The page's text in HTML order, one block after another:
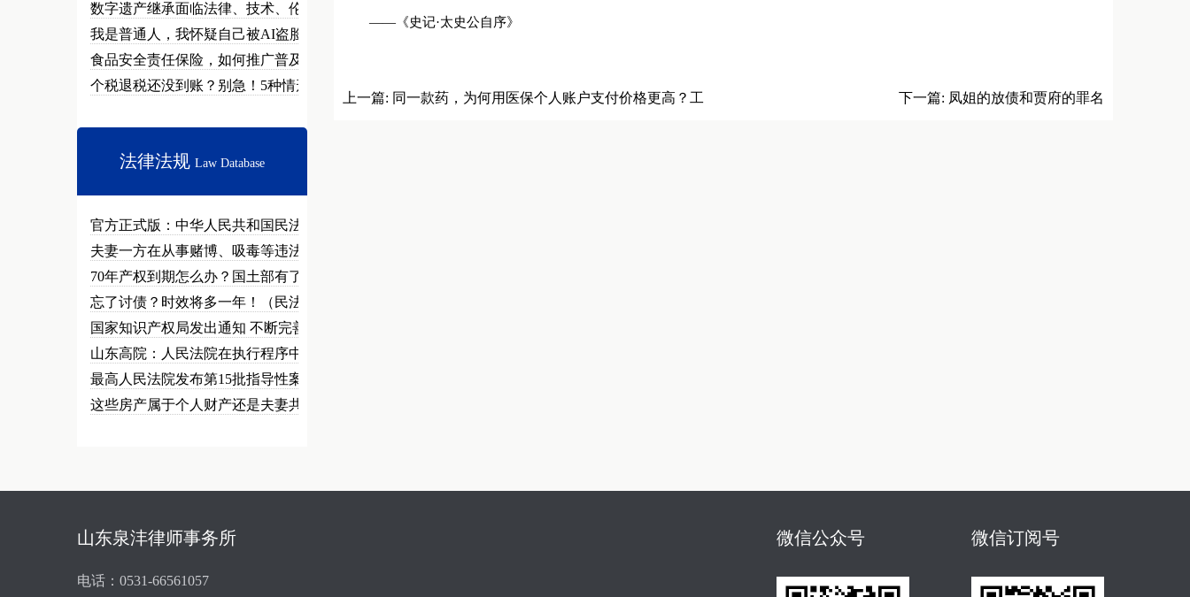
数字遗产继承面临法律、技术、伦理…
我是普通人，我怀疑自己被AI盗脸…
食品安全责任保险，如何推广普及？
个税退税还没到账？别急！5种情形…
法律法规 Law Database
官方正式版：中华人民共和国民法总…
夫妻一方在从事赌博、吸毒等违法犯…
70年产权到期怎么办？国土部有了…
忘了讨债？时效将多一年！（民法草…
国家知识产权局发出通知 不断完善…
山东高院：人民法院在执行程序中可…
最高人民法院发布第15批指导性案…
这些房产属于个人财产还是夫妻共同…
——《史记·太史公自序》
上一篇: 同一款药，为何用医保个人账户支付价格更高？工
下一篇: 凤姐的放债和贾府的罪名
山东泉沣律师事务所
电话：0531-66561057
微信公众号 微信订阅号